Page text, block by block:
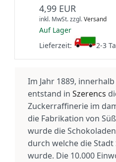
4,99 EUR
inkl. MwSt.zzgl.Versand
Auf Lager
Lieferzeit:
2-3
Im Jahr 1889,
entstand in Szerencs
Zuckerraffinerie im
die Fabrikation von
wurde die
durch welche die
wurde. Die 10.000